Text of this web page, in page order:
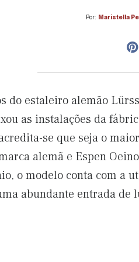
Por: Maristella
do estaleiro alemão
as instalações da
se que seja o
alemã e Espen
o modelo conta com a
abundante entrada de